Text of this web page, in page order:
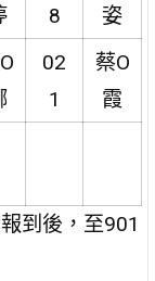
8
姿
02
1
蔡O
霞
到後，至901